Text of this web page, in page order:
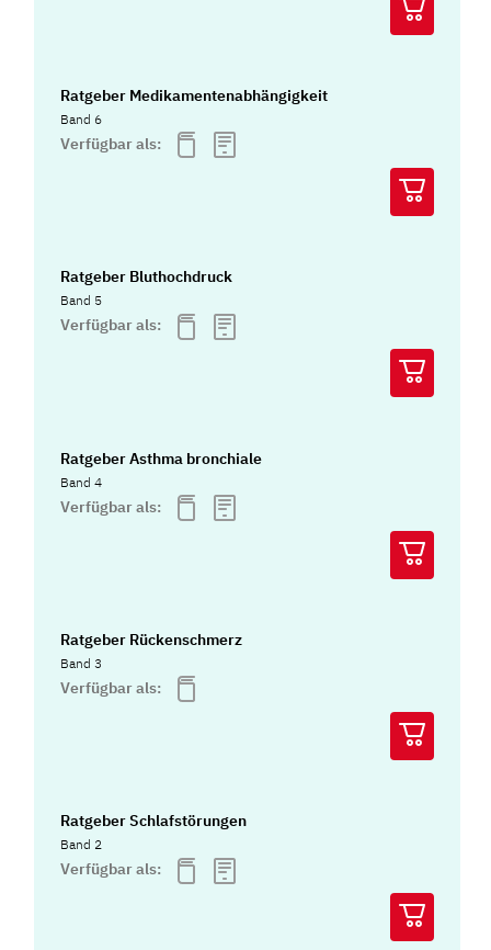
Ratgeber Medikamentenabhängigkeit
Band 6
Verfügbar als:
Ratgeber Bluthochdruck
Band 5
Verfügbar als:
Ratgeber Asthma bronchiale
Band 4
Verfügbar als:
Ratgeber Rückenschmerz
Band 3
Verfügbar als:
Ratgeber Schlafstörungen
Band 2
Verfügbar als: